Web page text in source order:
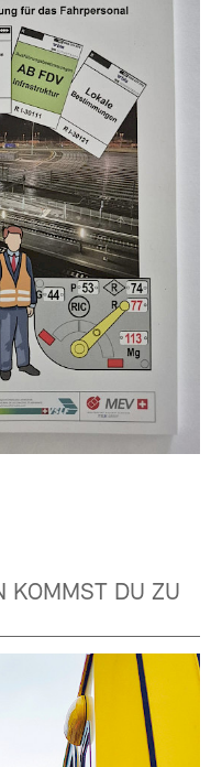
KOMMST DU ZU